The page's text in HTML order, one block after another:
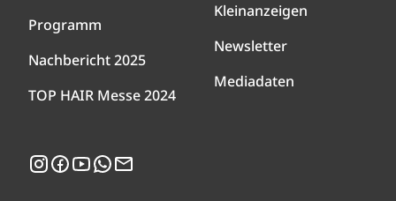
Programm
Nachbericht 2025
TOP HAIR Messe 2024
Kleinanzeigen
Newsletter
Mediadaten
Instagram
Facebook
YouTubeWhatsApp